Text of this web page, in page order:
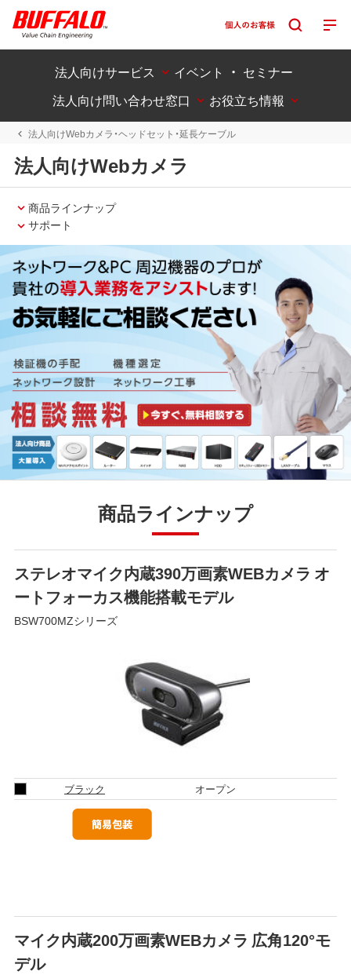
法人向けサービス
イベント ・ セミナー
法人向け問い合わせ窓口
お役立ち情報
法人向けWebカメラ・ヘッドセット・延長ケーブル
法人向けWebカメラ
商品ラインナップ
サポート
商品ラインナップ
ステレオマイク内蔵390万画素WEBカメラ オ
ートフォーカス機能搭載モデル
BSW700MZシリーズ
ブラック オープン
マイク内蔵200万画素WEBカメラ 広角120°モ
デル